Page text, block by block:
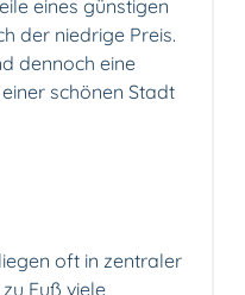
eines günstigen
der niedrige Preis.
dennoch eine
schönen Stadt
oft in zentraler
Fuß viele